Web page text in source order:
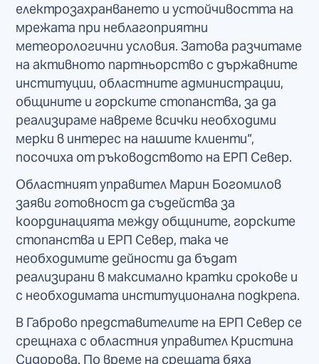
електрозахранването и устойчивостта на
мрежата при неблагоприятни
метеорологични условия. Затова разчитаме
на активното партньорство с държавните
институции, областните администрации,
общините и горските стопанства, за да
реализираме навреме всички необходими
мерки в интерес на нашите клиенти“,
посочиха от ръководството на ЕРП Север.
Областният управител Марин Богомилов
заяви готовност да съдейства за
координацията между общините, горските
стопанства и ЕРП Север, така че
необходимите дейности да бъдат
реализирани в максимално кратки срокове и
с необходимата институционална подкрепа.
В Габрово представителите на ЕРП Север се
срещнаха с областния управител Кристина
Сидорова. По време на срещата бяха